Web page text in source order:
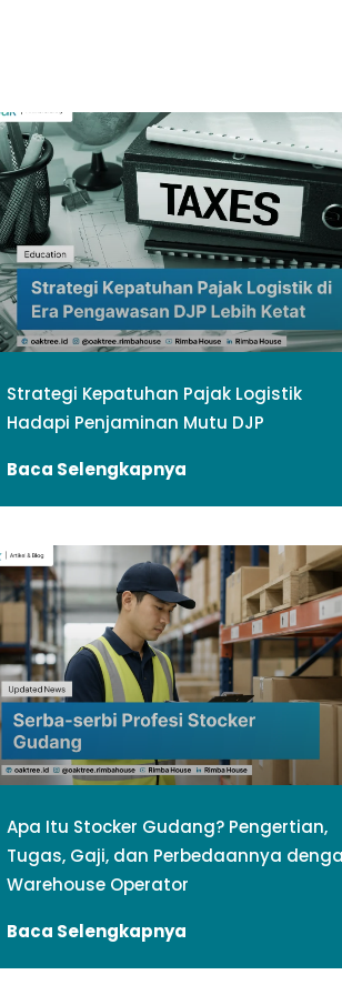
Strategi Kepatuhan Pajak Logistik
Hadapi Penjaminan Mutu DJP
Baca Selengkapnya
Apa Itu Stocker Gudang? Pengertian,
Tugas, Gaji, dan Perbedaannya
Warehouse Operator
Baca Selengkapnya